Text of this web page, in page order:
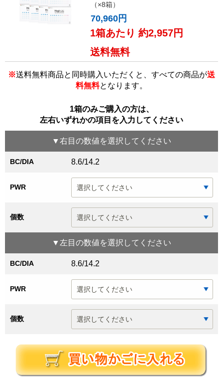
（×8箱）
70,960円
1箱あたり 約2,957円
送料無料
※送料無料商品と同時購入いただくと、すべての商品が送
料無料となります。
1箱のみご購入の方は、
左右いずれかの項目を入力してください
▼右目 の数値を選択してください
BC/DIA 8.6/14.2
PWR
個数
▼ 左目 の数値を選択してください
BC/DIA 8.6/14.2
PWR
個数